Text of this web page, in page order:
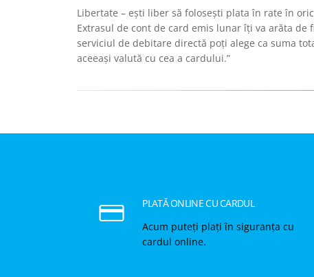
Libertate – ești liber să folosești plata în rate în
Extrasul de cont de card emis lunar îți va arăta
serviciul de debitare directă poți alege ca suma
aceeași valută cu cea a cardului.”
PLATĂ ONLINE CU CARDUL
Acum puteți plați în siguranța cu
cardul online.